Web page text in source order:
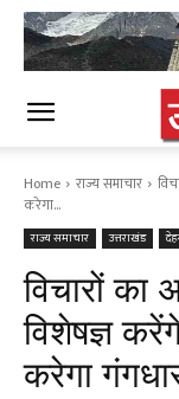
Home राज्य समाचार
करेगा...
राज्य समाचार उत्तराखंड
विचारों का
विशेषज्ञ
करेगा